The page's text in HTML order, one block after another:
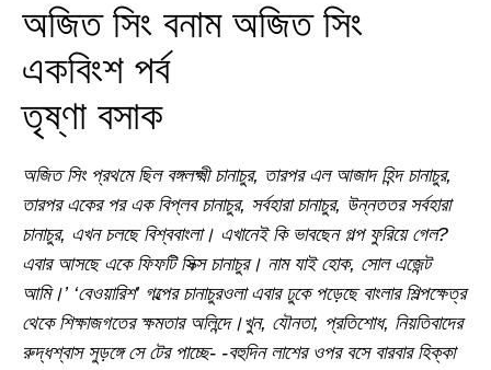
অজিত সিং বনাম অজিত সিং
একবিংশ পর্ব
তৃষ্ণা বসাক
অজিত সিং প্রথমে ছিল বঙ্গলক্ষ্মী চানাচুর, তারপর এল আজাদ হিন্দ চানাচুর,
তারপর একের পর এক বিপ্লব চানাচুর, সর্বহারা চানাচুর, উন্নততর সর্বহারা
চানাচুর, এখন চলছে বিশ্ববাংলা। এখানেই কি ভাবছেন গল্প ফুরিয়ে গেল?
এবার আসছে একে ফিফটি সিক্স চানাচুর। নাম যাই হোক, সোল এজেন্ট
আমি।’ ‘বেওয়ারিশ’ গল্পের চানাচুরওলা এবার ঢুকে পড়েছে বাংলার শিল্পক্ষেত্র
থেকে শিক্ষাজগতের ক্ষমতার অলিন্দে।খুন, যৌনতা, প্রতিশোধ, নিয়তিবাদের
রুদ্ধশ্বাস সুড়ঙ্গে সে টের পাচ্ছে- -বহুদিন লাশের ওপর বসে বারবার হিক্কা